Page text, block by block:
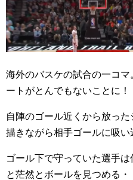
海外のバスケの試合の一コ
ートがとんでもないことに！
自陣のゴール近くから放っ
描きながら相手ゴールに吸い
ゴール下で守っていた選手
と茫然とボールを見つめる・